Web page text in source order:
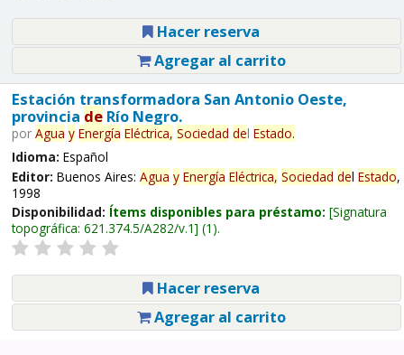
Hacer reserva
Agregar al carrito
Estación transformadora San Antonio Oeste,
provincia deRío Negro.
por Agua y Energía Eléctrica, Sociedad del Estado.
Idioma: Español
Editor: Buenos Aires: Agua y Energía Eléctrica, Sociedad del Estado,
1998
Disponibilidad: Ítems disponibles para préstamo: Signatura
topográfica: 621.374.5/A282/v.1 (1).
Hacer reserva
Agregar al carrito